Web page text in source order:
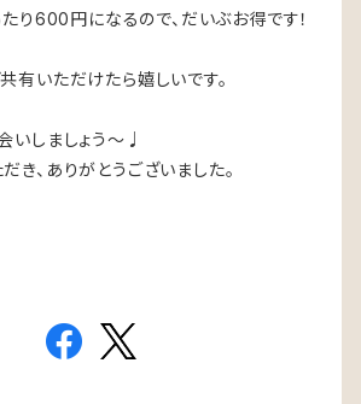
り600円になるので、だいぶお得です！
有いただけたら嬉しいです。
いしましょう〜♩
き、ありがとうございました。